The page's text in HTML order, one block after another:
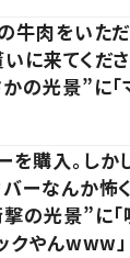
牛肉をいた
に来てくださ
の光景”に「
を購入。し
ーなんか怖
の光景”に「
クやんwww」